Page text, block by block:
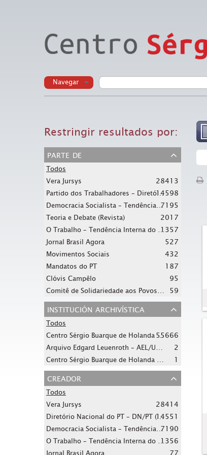
Navegar
Restringir resultados por:
parte de
Todos
Vera Jursys
28413
Partido dos Trabalhadores – Diretório Nacional
14598
Democracia Socialista – Tendência Interna do PT (jornal Em Tempo)7195
Teoria e Debate (Revista)
2017
O Trabalho – Tendência Interna do PT (jornal O Trabalho)1357
Jornal Brasil Agora 527
Movimentos Sociais 432
Mandatos do PT 187
Clóvis Campêlo
95
59
institución archivística
Todos
Centro Sérgio Buarque de Holanda – CSBH/FPA
55666
2
1
creador
Todos
Vera Jursys
28414
Diretório Nacional do PT – DN/PT (seção)
14551
Democracia Socialista – Tendência Interna do PT (jornal Em Tempo)7190
O Trabalho – Tendência Interna do PT (jornal O Trabalho)1356
Jornal Brasil Agora 77